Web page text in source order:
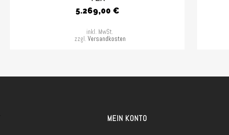
5.269,00 €
inkl. MwSt.
zzgl. Versandkosten
MEIN KONTO